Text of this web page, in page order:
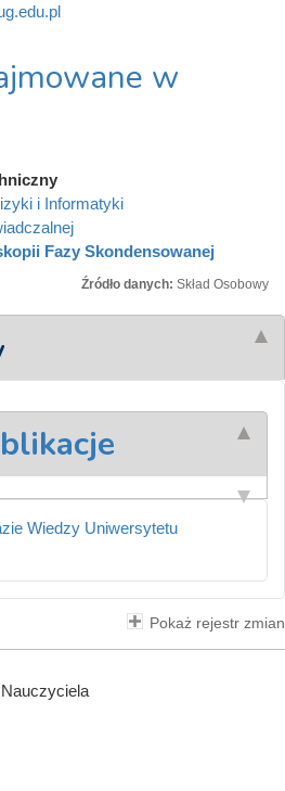
w
i Informatyki
Fazy Skondensowanej
Źródło danych: Skład Osobowy
Wiedzy Uniwersytetu
Pokaż rejestr zmian